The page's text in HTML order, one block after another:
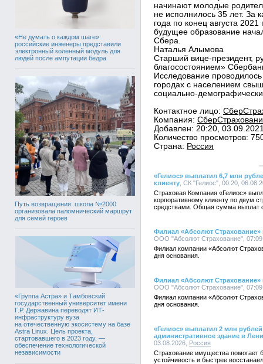
«Не думать о каждом шаге»:
российские инженеры представили
электронный коленный модуль для
людей после ампутации бедра
Путь возвращения: школа №2000
организовала паломнический маршрут
для семей героев
«Группа Астра» и Тамбовский
государственный университет имени
Г.Р. Державина переводят ИТ-
инфраструктуру вуза
на отечественную экосистему на базе
Astra Linux. Цель проекта,
стартовавшего в 2023 году, —
обеспечение технологической
независимости
начинают молодые
не исполнилось 35 лет. За
года по конец августа
будущее образование
Сбера.
Наталья Алымова
Старший вице-президент,
благосостоянием»
Исследование проводилось
городах с населением
социально-
Контактное лицо:
Компания:
Добавлен: 20:20,
Количество просмотров:
Страна: Россия
«Гелиос» выплатил 6,7 млн
клиенту , СК "Гелиос", 00:20,
Страховая Компания «Гелиос»
корпоративному клиенту по двум
средствами. Общая сумма выплат
Филиал «Абсолют Страхование»
ООО "Абсолют Страхование",
Филиал компании «Абсолют
дня основания.
Филиал «Абсолют Страхование»
ООО "Абсолют Страхование",
Филиал компании «Абсолют
дня основания.
«Гелиос» выплатил 2 млн
административное здание в
03.08.2026, Россия
Страхование имущества помогает
устойчивость и быстрее